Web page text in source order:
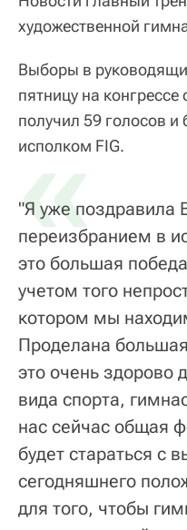
художественной
Выборы в
пятницу на конгрессе
получил 59 голосов
исполком FIG.
«
"Я уже поздравила
переизбранием в
это большая
учетом того
котором мы
Проделана
это очень здорово
вида спорта,
нас сейчас общая
будет стараться с
сегодняшнего
для того, чтобы